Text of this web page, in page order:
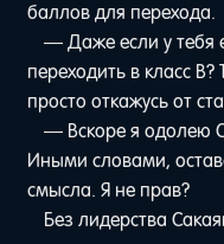
баллов для перехода.
— Даже если у тебя
переходить в класс
просто откажусь от
— Вскоре я одолею
Иными словами,
смысла. Я не прав?
Без лидерства